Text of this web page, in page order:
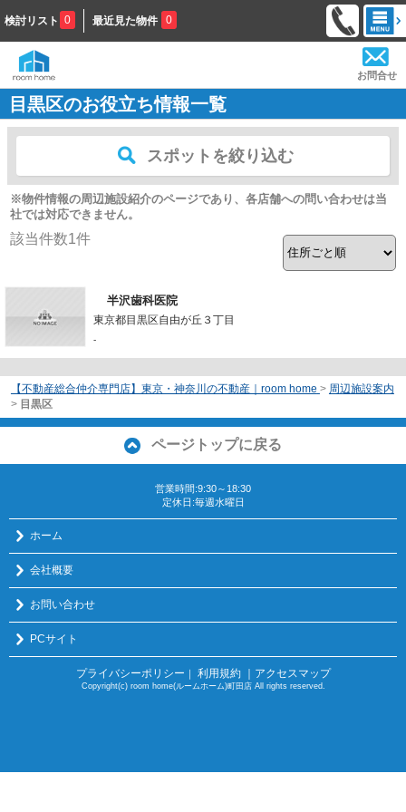
検討リスト 0 最近見た物件 0
お問合せ
目黒区のお役立ち情報一覧
スポットを絞り込む
※物件情報の周辺施設紹介のページであり、各店舗への問い合わせは当
社では対応できません。
該当件数1件
半沢歯科医院
東京都目黒区自由が丘３丁目
-
【不動産総合仲介専門店】東京・神奈川の不動産｜room home > 周辺施設案内
> 目黒区
ページトップに戻る
営業時間:9:30～18:30
定休日:毎週水曜日
ホーム
会社概要
お問い合わせ
PCサイト
プライバシーポリシー ｜ 利用規約 ｜アクセスマップ
Copyright(c) room home(ルームホーム)町田店 All rights reserved.